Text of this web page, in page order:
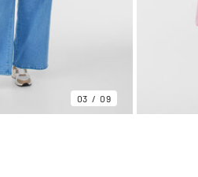
03 09